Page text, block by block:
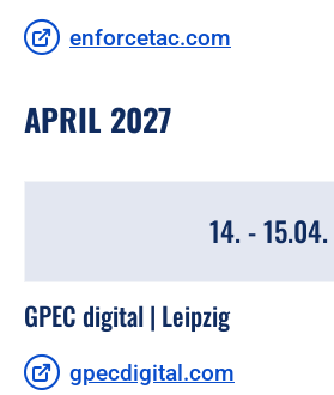
enforcetac.com
APRIL 2027
14. - 15.04.
GPEC digital | Leipzig
gpecdigital.com